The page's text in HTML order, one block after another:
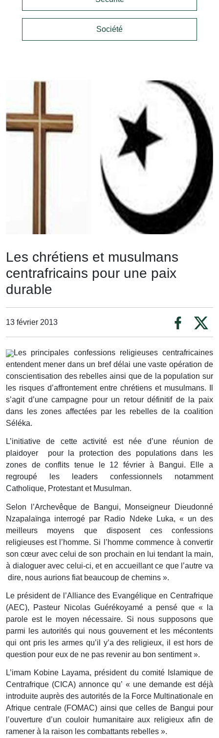
Société
Les chrétiens et musulmans
centrafricains pour une paix
durable
13 février 2013
Les principales confessions religieuses centrafricaines
entendent mener dans un bref délai une vaste opération de
conscientisation des rebelles ainsi que de la population sur
les risques d’affrontement entre chrétiens et musulmans. Il
s’agit d’une campagne pour un retour définitif de la paix
dans les zones affectées par les rebelles de la coalition
Séléka.
L’initiative de cette activité est née d’une réunion de
plaidoyer pour la protection des populations dans les
zones de conflits tenue le 12 février à Bangui. Elle a
regroupé les leaders confessionnels notamment
Catholique, Protestant et Musulman.
Selon l’Archevêque de Bangui, Monseigneur Dieudonné
Nzapalaïnga interrogé par Radio Ndeke Luka, « un des
meilleurs moyens que disposent ces confessions
religieuses est l’homme. Si l’homme commence à convertir
son cœur avec celui de son prochain en lui tendant la main,
à dialoguer avec celui-ci, et en accueillant ce que l’autre va
dire, nous aurions fiat beaucoup de chemins ».
Le président de l’Alliance des Evangélique en Centrafrique
(AEC), Pasteur Nicolas Guérékoyamé a pensé que « la
parole est le moyen nécessaire. Si nous supposons que
parmi les autorités qui nous gouvernent et les mécontents
qui ont pris les armes qu’il y’a des religieux, il est hors de
question pour eux de ne pas revenir au bon sentiment ».
L’imam Kobine Layama, président du comité Islamique de
Centrafrique (CICA) annonce qu’ « une demande est déjà
introduite auprès des autorités de la Force Multinationale en
Afrique centrale (FOMAC) ainsi que celles de Bangui pour
l’ouverture d’un couloir humanitaire aux religieux afin de
ramener à la raison les combattants rebelles ».